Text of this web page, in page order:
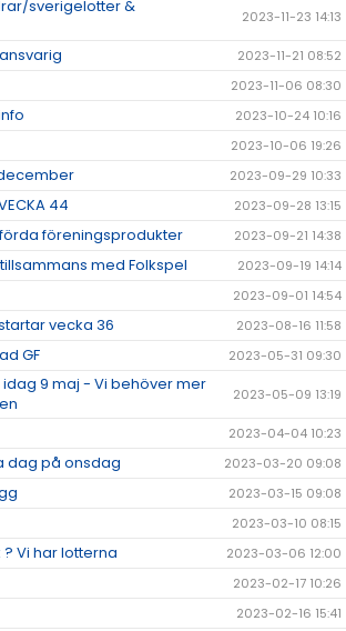
sverigelotter &
2023-11-23 14:13
2023-11-21 08:52
2023-11-06 08:30
2023-10-24 10:16
2023-10-06 19:26
2023-09-29 10:33
44 2023-09-28 13:15
föreningsprodukter 2023-09-21 14:38
med Folkspel 2023-09-19 14:14
2023-09-01 14:54
vecka 36 2023-08-16 11:58
GF 2023-05-31 09:30
9 maj - Vi behöver mer
2023-05-09 13:19
2023-04-04 10:23
dag på onsdag 2023-03-20 09:08
2023-03-15 09:08
2023-03-10 08:15
Vi har lotterna 2023-03-06 12:00
2023-02-17 10:26
2023-02-16 15:41